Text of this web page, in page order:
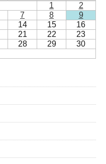
1
2
7 8
9
14 15
16
21 22
23
28 29
30